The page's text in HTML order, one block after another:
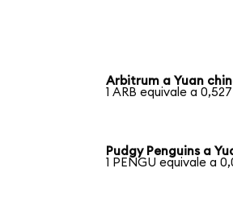
Arbitrum a Yuan
1 ARB equivale a
Pudgy Penguins a
1 PENGU equivale a